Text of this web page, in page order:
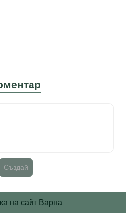
на сайт Варна